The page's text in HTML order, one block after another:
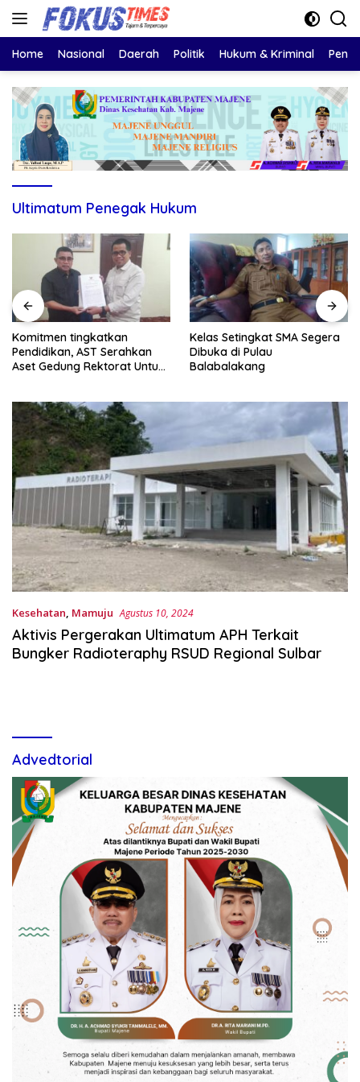
Langsung
Home Nasional Daerah Politik Hukum & Kriminal
Ultimatum Penegak Hukum
Komitmen tingkatkan
Pendidikan, AST Serahkan
Aset Gedung Rektorat Untuk
Kelas Setingkat SMA Segera
Dibuka di Pulau
Balabalakang
Kesehatan, Mamuju Agustus 10, 2024
Aktivis Pergerakan Ultimatum APH Terkait
Bungker Radioteraphy RSUD Regional Sulbar
Advedtorial